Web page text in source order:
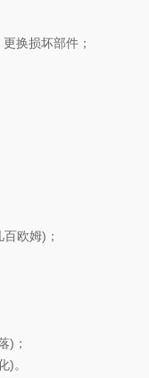
换损坏部件；
欧姆)；
)；
。